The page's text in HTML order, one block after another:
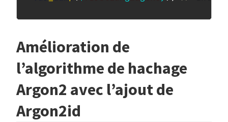
Amélioration de
l’algorithme de hachage
Argon2 avec l’ajout de
Argon2id